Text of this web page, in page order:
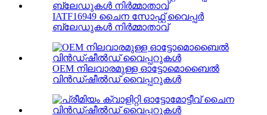
IATF16949 ചൈന സോഫ്റ്റ് വൈപ്പർ
ബ്ലേഡുകൾ നിർമ്മാതാവ്
OEM നിലവാരമുള്ള ഓട്ടോമൊബൈൽ
വിൻഡ്ഷീൽഡ് വൈപ്പറുകൾ